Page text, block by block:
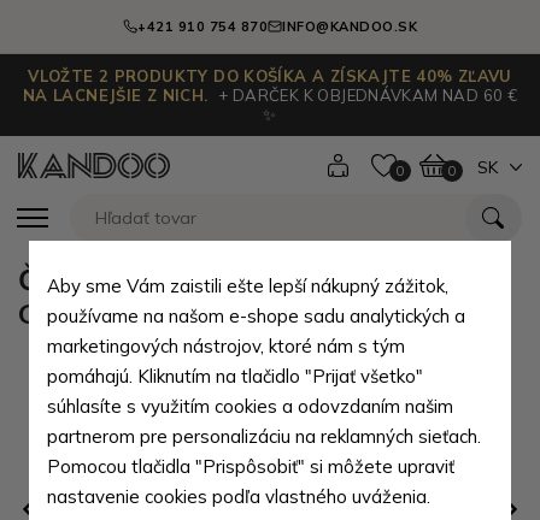
+421 910 754 870 INFO@KANDOO.SK
VLOŽTE 2 PRODUKTY DO KOŠÍKA A ZÍSKAJTE 40% ZĽAVU
NA LACNEJŠIE Z NICH.
+ DARČEK K OBJEDNÁVKAM NAD 60 €
✨
0 0 SK
Čierna lesklá dámska manikúra
Gussie
Aby sme Vám zaistili ešte lepší nákupný zážitok,
používame na našom e-shope sadu analytických a
marketingových nástrojov, ktoré nám s tým
pomáhajú. Kliknutím na tlačidlo "Prijať všetko"
súhlasíte s využitím cookies a odovzdaním našim
partnerom pre personalizáciu na reklamných sieťach.
Pomocou tlačidla "Prispôsobiť" si môžete upraviť
nastavenie cookies podľa vlastného uváženia.